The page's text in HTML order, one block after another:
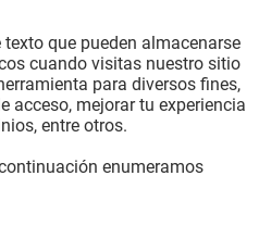
que pueden almacenarse
cuando visitas nuestro sitio
para diversos fines,
acceso, mejorar tu experiencia
entre otros.
enumeramos